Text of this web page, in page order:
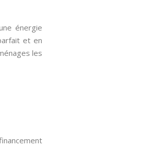
énergie
et en
les